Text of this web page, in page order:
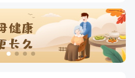
成功预约糖尿病强化体检套餐
成功预约了精英体检套餐
健多维男士多种维生素矿物质片1.5g*60片*2
瓶
购买了时尚羽毛球套装ES-YM601